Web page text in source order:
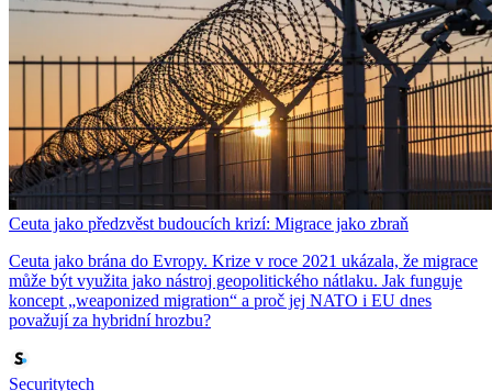
Ceuta jako předzvěst budoucích krizí: Migrace jako zbraň
Ceuta jako brána do Evropy. Krize v roce 2021 ukázala, že migrace
může být využita jako nástroj geopolitického nátlaku. Jak funguje
koncept „weaponized migration“ a proč jej NATO i EU dnes
považují za hybridní hrozbu?
Securitytech